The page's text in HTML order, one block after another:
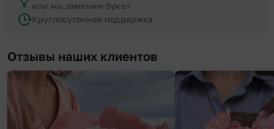
или мы заменим букет
Круглосуточная поддержка
Отзывы наших клиентов